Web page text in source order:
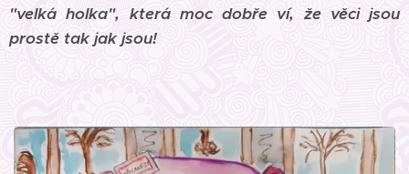
"velká holka", která moc dobře ví, že věci jsou
prostě tak jak jsou!